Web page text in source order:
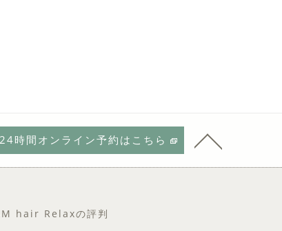
24時間オンライン予約はこちら
hair Relaxの評判